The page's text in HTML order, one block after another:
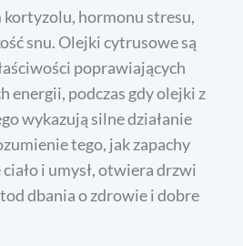
kortyzolu, hormonu stresu,
snu. Olejki cytrusowe są
poprawiających
energii, podczas gdy olejki z
wykazują silne działanie
tego, jak zapachy
i umysł, otwiera drzwi
dbania o zdrowie i dobre